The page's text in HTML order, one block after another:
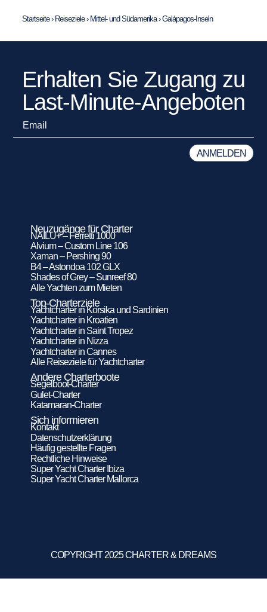
Startseite› Reiseziele› Mittel- und Südamerika›Galápagos-Inseln
Erhalten Sie Zugang zu
Last-Minute-Angeboten
Neuzugänge für Charter
NAILU+ – Ferretti 1000
Alvium – Custom Line 106
Xaman – Pershing 90
B4 – Astondoa 102 GLX
Shades of Grey – Sunreef 80
Alle Yachten zum Mieten
Top-Charterziele
Yachtcharter in Korsika und Sardinien
Yachtcharter in Kroatien
Yachtcharter in Saint Tropez
Yachtcharter in Nizza
Yachtcharter in Cannes
Alle Reiseziele für Yachtcharter
Andere Charterboote
Segelboot-Charter
Gulet-Charter
Katamaran-Charter
Sich informieren
Kontakt
Datenschutzerklärung
Häufig gestellte Fragen
Rechtliche Hinweise
Super Yacht Charter Ibiza
Super Yacht Charter Mallorca
COPYRIGHT 2025 CHARTER & DREAMS